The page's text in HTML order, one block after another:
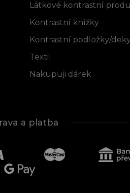
Látkové kontrastní
Kontrastní knížky
Kontrastní podložky/
Textil
Nakupuji dárek
a platba